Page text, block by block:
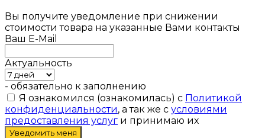
Вы получите уведомление при снижении
стоимости товара на указанные Вами контакты
Ваш E-Mail
Актуальность
- обязательно к заполнению
Я ознакомился (ознакомилась) с Политикой
конфиденциальности, а так же с условиями
предоставления услуг и принимаю их